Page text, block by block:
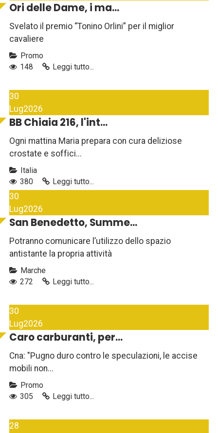
Ori delle Dame, i ma...
Svelato il premio “Tonino Orlini” per il miglior
cavaliere
Promo
148
Leggi tutto...
30
Lug2026
BB Chiaia 216, l'int...
Ogni mattina Maria prepara con cura deliziose
crostate e soffici...
Italia
380
Leggi tutto...
30
Lug2026
San Benedetto, Summe...
Potranno comunicare l’utilizzo dello spazio
antistante la propria attività
Marche
272
Leggi tutto...
30
Lug2026
Caro carburanti, per...
Cna: "Pugno duro contro le speculazioni, le accise
mobili non...
Promo
305
Leggi tutto...
28